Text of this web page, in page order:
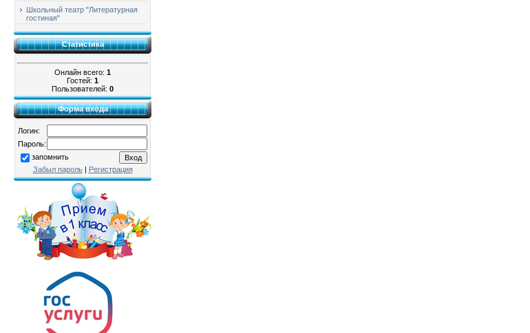
Школьный театр "Литературная
гостиная"
Статистика
Онлайн всего: 1
Гостей: 1
Пользователей: 0
Форма входа
Логин:
Пароль:
запомнить
Забыл пароль| Регистрация